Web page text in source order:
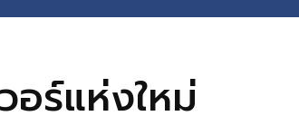
ร์แห่งใหม่